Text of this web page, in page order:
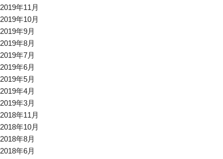
2019年11月
2019年10月
2019年9月
2019年8月
2019年7月
2019年6月
2019年5月
2019年4月
2019年3月
2018年11月
2018年10月
2018年8月
2018年6月